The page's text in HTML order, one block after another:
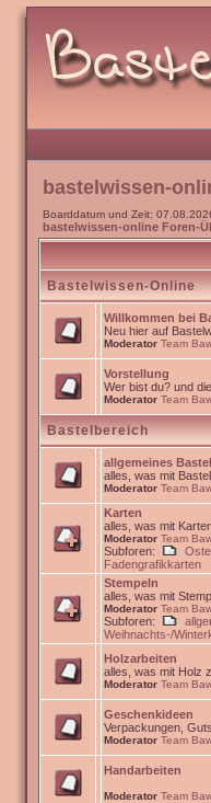
bastelwissen-
Boarddatum und Zeit:
bastelwissen-online Foren-
Bastelwissen-Online
Willkommen bei
Neu hier auf
Moderator Team
Vorstellung
Wer bist du? und
Moderator Team
Bastelbereich
allgemeines
alles, was mit
Moderator Team
Karten
alles, was mit
Moderator Team
Subforen:
Fadengrafikkarten
Stempeln
alles, was mit
Moderator Team
Subforen:
Weihnachts-/
Holzarbeiten
alles, was mit Holz
Moderator Team
Geschenkideen
Verpackungen,
Moderator Team
Handarbeiten
Moderator Team